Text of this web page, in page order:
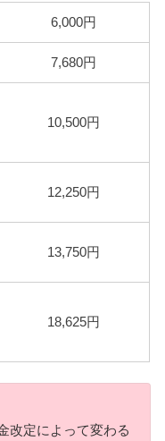
6,000円
7,680円
10,500円
12,250円
13,750円
18,625円
改定によって変わる